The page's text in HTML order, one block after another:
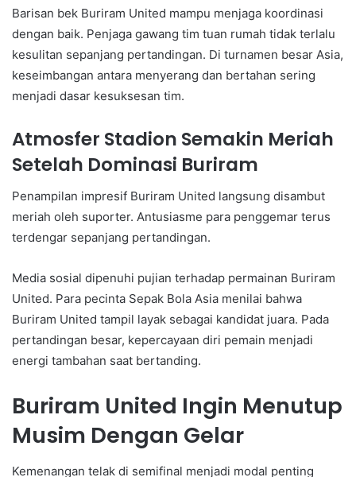
Barisan bek Buriram United mampu menjaga koordinasi
dengan baik. Penjaga gawang tim tuan rumah tidak terlalu
kesulitan sepanjang pertandingan. Di turnamen besar Asia,
keseimbangan antara menyerang dan bertahan sering
menjadi dasar kesuksesan tim.
Atmosfer Stadion Semakin Meriah
Setelah Dominasi Buriram
Penampilan impresif Buriram United langsung disambut
meriah oleh suporter. Antusiasme para penggemar terus
terdengar sepanjang pertandingan.
Media sosial dipenuhi pujian terhadap permainan Buriram
United. Para pecinta Sepak Bola Asia menilai bahwa
Buriram United tampil layak sebagai kandidat juara. Pada
pertandingan besar, kepercayaan diri pemain menjadi
energi tambahan saat bertanding.
Buriram United Ingin Menutup
Musim Dengan Gelar
Kemenangan telak di semifinal menjadi modal penting